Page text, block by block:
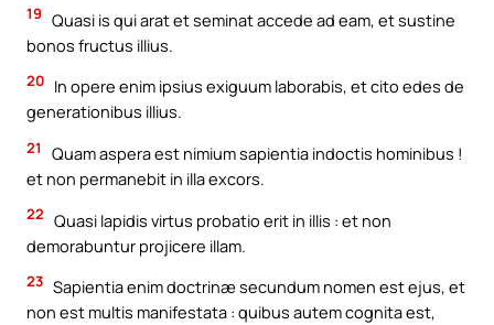
19 Quasi is qui arat et seminat accede ad eam, et sustine
bonos fructus illius.
20 In opere enim ipsius exiguum laborabis, et cito edes de
generationibus illius.
21
Quam aspera est nimium sapientia indoctis hominibus !
et non permanebit in illa excors.
22 Quasi lapidis virtus probatio erit in illis : et non
demorabuntur projicere illam.
23 Sapientia enim doctrinæ secundum nomen est ejus, et
non est multis manifestata : quibus autem cognita est,